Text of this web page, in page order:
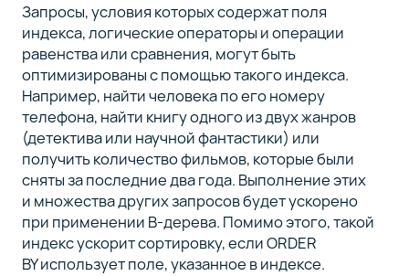
Запросы, условия которых содержат поля
индекса, логические операторы и операции
равенства или сравнения, могут быть
оптимизированы с помощью такого индекса.
Например, найти человека по его номеру
телефона, найти книгу одного из двух жанров
(детектива или научной фантастики) или
получить количество фильмов, которые были
сняты за последние два года. Выполнение этих
и множества других запросов будет ускорено
при применении B-дерева. Помимо этого, такой
индекс ускорит сортировку, если ORDER
BY использует поле, указанное в индексе.